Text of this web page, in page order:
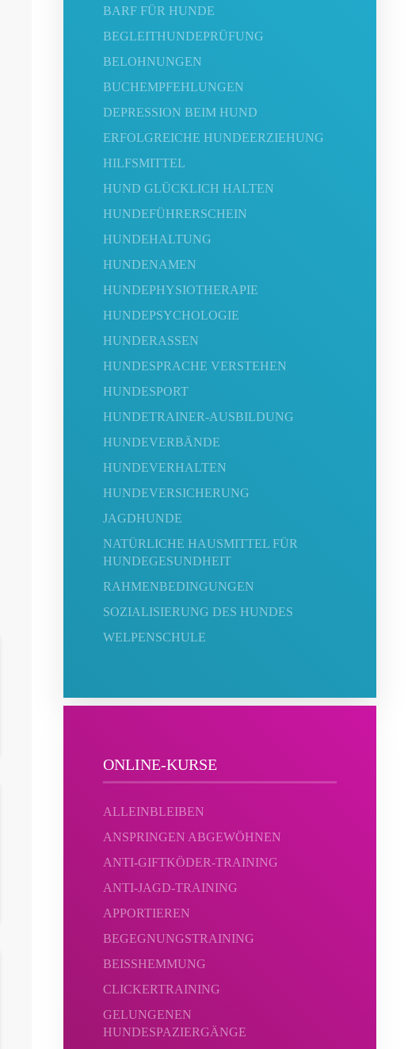
BARF FÜR HUNDE
BEGLEITHUNDEPRÜFUNG
BELOHNUNGEN
BUCHEMPFEHLUNGEN
DEPRESSION BEIM HUND
ERFOLGREICHE HUNDEERZIEHUNG
HILFSMITTEL
HUND GLÜCKLICH HALTEN
HUNDEFÜHRERSCHEIN
HUNDEHALTUNG
HUNDENAMEN
HUNDEPHYSIOTHERAPIE
HUNDEPSYCHOLOGIE
HUNDERASSEN
HUNDESPRACHE VERSTEHEN
HUNDESPORT
HUNDETRAINER-AUSBILDUNG
HUNDEVERBÄNDE
HUNDEVERHALTEN
HUNDEVERSICHERUNG
JAGDHUNDE
NATÜRLICHE HAUSMITTEL FÜR
HUNDEGESUNDHEIT
RAHMENBEDINGUNGEN
SOZIALISIERUNG DES HUNDES
WELPENSCHULE
ONLINE-KURSE
ALLEINBLEIBEN
ANSPRINGEN ABGEWÖHNEN
ANTI-GIFTKÖDER-TRAINING
ANTI-JAGD-TRAINING
APPORTIEREN
BEGEGNUNGSTRAINING
BEISSHEMMUNG
CLICKERTRAINING
GELUNGENEN
HUNDESPAZIERGÄNGE